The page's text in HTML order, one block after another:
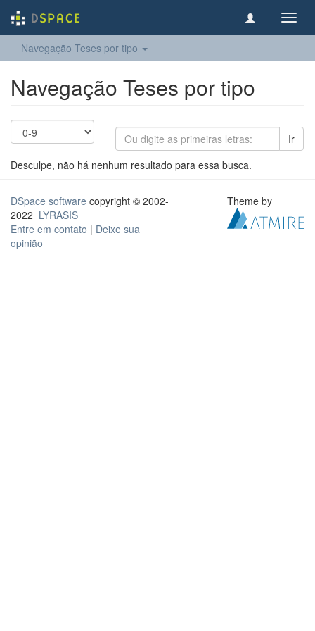
Navegação Teses por tipo
Navegação Teses por tipo
Ir
Desculpe, não há nenhum resultado para essa busca.
DSpace software copyright © 2002-
2022 LYRASIS
Entre em contato | Deixe sua
opinião
Theme by